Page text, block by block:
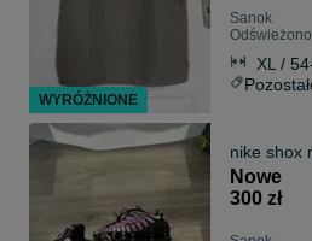
Sanok
XL /
nike shox
Nowe
300 zł
WYRÓŻNIONE